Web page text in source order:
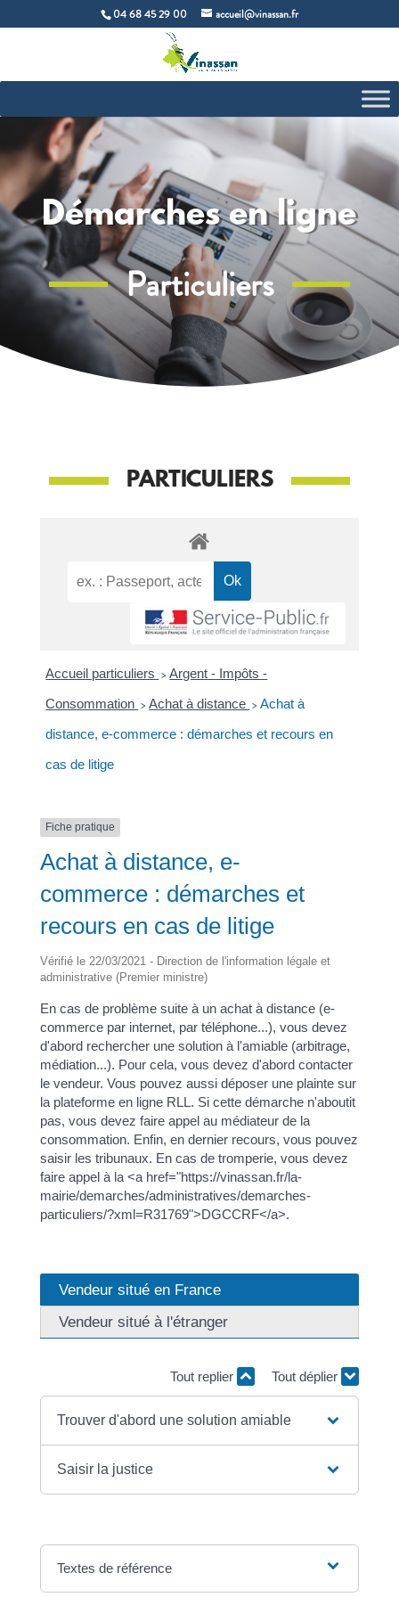
04 68 45 29 00 accueil@vinassan.fr
Démarches en ligne
Particuliers
PARTICULIERS
Accueil particuliers > Argent - Impôts -
Consommation > Achat à distance > Achat à
distance, e-commerce : démarches et recours en
cas de litige
Fiche pratique
Achat à distance, e-
commerce : démarches et
recours en cas de litige
Vérifié le 22/03/2021 - Direction de l'information légale et
administrative (Premier ministre)
En cas de problème suite à un achat à distance (e-
commerce par internet, par téléphone...), vous devez
d'abord rechercher une solution à l'amiable (arbitrage,
médiation...). Pour cela, vous devez d'abord contacter
le vendeur. Vous pouvez aussi déposer une plainte sur
la plateforme en ligne RLL. Si cette démarche n'aboutit
pas, vous devez faire appel au médiateur de la
consommation. Enfin, en dernier recours, vous pouvez
saisir les tribunaux. En cas de tromperie, vous devez
faire appel à la <a href="https://vinassan.fr/la-
mairie/demarches/administratives/demarches-
particuliers/?xml=R31769">DGCCRF</a>.
Vendeur situé en France
Vendeur situé à l'étranger
Tout replier Tout déplier
Trouver d'abord une solution amiable
Saisir la justice
Textes de référence